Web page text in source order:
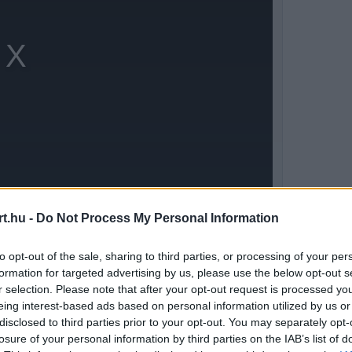
- Do Not Process My Personal Information
opt-out of the sale, sharing to third parties, or processing of your
for targeted advertising by us, please use the below opt-out
selection. Please note that after your opt-out request is processed
interest-based ads based on personal information utilized by us
to third parties prior to your opt-out. You may separately
of your personal information by third parties on the IAB’s list of
számított, így a Ferrari számára
Forma–1-ben ritkán dönt kizárólag a
a stratégia, a gumikezelés, a